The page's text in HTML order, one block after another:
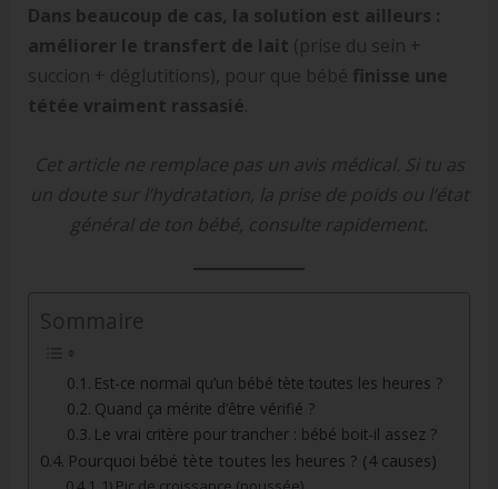
Dans beaucoup de cas, la solution est ailleurs :
améliorer le transfert de lait (prise du sein +
succion + déglutitions), pour que bébé finisse une
tétée vraiment rassasié.
Cet article ne remplace pas un avis médical. Si tu as
un doute sur l’hydratation, la prise de poids ou l’état
général de ton bébé, consulte rapidement.
Sommaire
Est-ce normal qu’un bébé tète toutes les heures ?
Quand ça mérite d’être vérifié ?
Le vrai critère pour trancher : bébé boit-il assez ?
Pourquoi bébé tète toutes les heures ? (4 causes)